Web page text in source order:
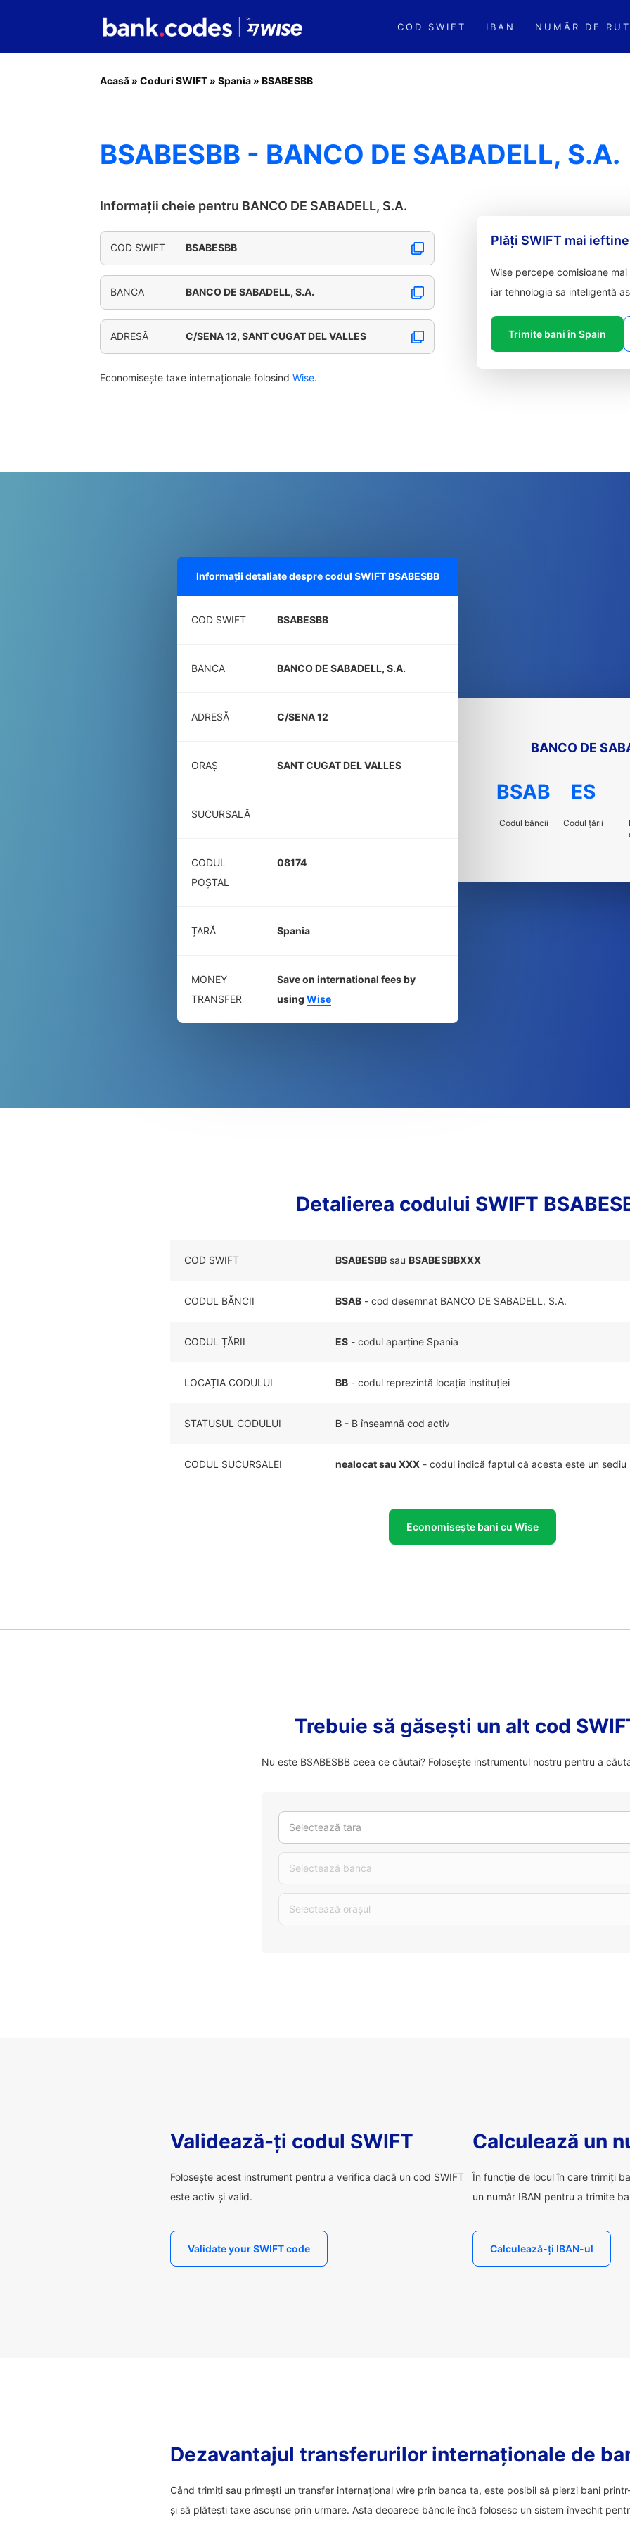
COD SWIFT IBAN NUMĂR DE
Acasă » Coduri SWIFT » Spania » BSABESBB
BSABESBB - BANCO DE SABADELL, S.A.
Informații cheie pentru BANCO DE SABADELL, S.A.
COD SWIFT BSABESBB
BANCA BANCO DE SABADELL, S.A.
ADRESĂ C/SENA 12, SANT CUGAT DEL VALLES
Economisește taxe internaționale folosind Wise.
Plăți SWIFT mai
Wise percepe comisioane
iar tehnologia sa inteligentă
Trimite bani în Spain
Informații detaliate despre codul SWIFTBSABESBB
COD SWIFT BSABESBB
BANCA BANCO DE SABADELL, S.A.
ADRESĂ C/SENA 12
ORAȘ SANT CUGAT DEL VALLES
SUCURSALĂ
CODUL
POŞTAL
08174
ȚARĂ Spania
MONEY
TRANSFER
Save on international fees by
using Wise
BANCO DE
BSAB
Codul băncii
ES
Codul țării
Detalierea codului SWIFT
COD SWIFT BSABESBB sau BSABESBBXXX
CODUL BĂNCII BSAB - cod desemnat BANCO DE SABADELL, S.A.
CODUL ȚĂRII ES - codul aparține Spania
LOCAȚIA CODULUI BB - codul reprezintă locația instituției
STATUSUL CODULUI B - B înseamnă cod activ
CODUL SUCURSALEI nealocat sau XXX - codul indică faptul că acesta este un sediu
Economisește bani cu Wise
Trebuie să găsești un alt cod
Nu este BSABESBB ceea ce căutai? Folosește instrumentul nostru pentru a
Selectează tara
Selectează banca
Selectează orașul
Validează-ți codul SWIFT
Folosește acest instrument pentru a verifica dacă un cod SWIFT
este activ și valid.
Validate your SWIFT code
Calculează un
În funcție de locul în care trimiți
un număr IBAN pentru a trimite
Calculează-ți IBAN-ul
Dezavantajul transferurilor internaționale de
Când trimiți sau primești un transfer internațional wire prin banca ta, este posibil să pierzi bani
și să plătești taxe ascunse prin urmare. Asta deoarece băncile încă folosesc un sistem învechit